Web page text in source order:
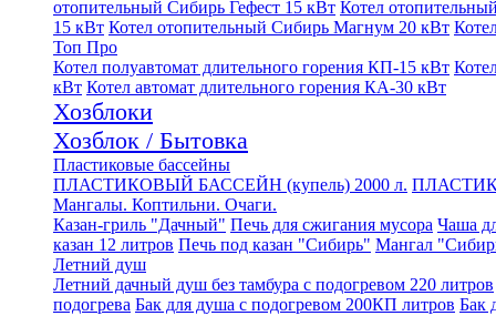
отопительный Сибирь Гефест 15 кВт Котел
15 кВт Котел отопительный Сибирь Магнум 20 кВт
Топ Про
Котел полуавтомат длительного горения КП-15 кВт
кВт Котел автомат длительного горения КА-30 кВт
Хозблоки
Хозблок / Бытовка
Пластиковые бассейны
ПЛАСТИКОВЫЙ БАССЕЙН (купель) 2000 л.
Мангалы. Коптильни. Очаги.
Казан-гриль "Дачный" Печь для сжигания мусора Чаша
казан 12 литров Печь под казан "Сибирь" Мангал
Летний душ
Летний дачный душ без тамбура с подогревом 220 литров
подогрева Бак для душа с подогревом 200КП литров Бак